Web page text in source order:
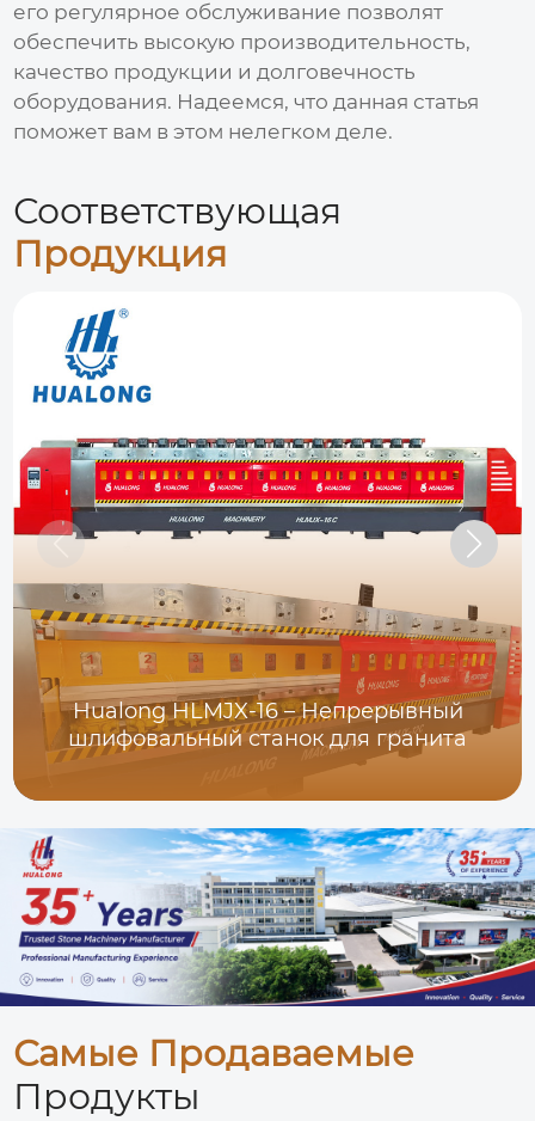
его регулярное обслуживание позволят
обеспечить высокую производительность,
качество продукции и долговечность
оборудования. Надеемся, что данная статья
поможет вам в этом нелегком деле.
Соответствующая
Продукция
Hualong HLMJX-16 – Непрерывный
шлифовальный станок для гранита
Самые Продаваемые
Продукты